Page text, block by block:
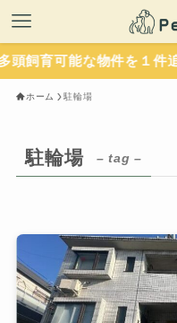
ました。いずれもペッ
ホーム 駐輪場
駐輪場 – tag –